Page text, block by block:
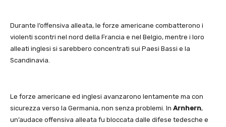
Durante l’offensiva alleata, le forze americane combatterono i
violenti scontri nel nord della Francia e nel Belgio, mentre i loro
alleati inglesi si sarebbero concentrati sui Paesi Bassi e la
Scandinavia.
Le forze americane ed inglesi avanzarono lentamente ma con
sicurezza verso la Germania, non senza problemi. In Arnhern,
un’audace offensiva alleata fu bloccata dalle difese tedesche e